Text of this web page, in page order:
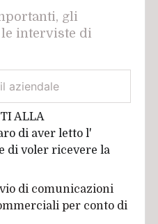
gli
interviste di
ALLA
di aver letto l'
e di voler ricevere la
di comunicazioni
per conto di